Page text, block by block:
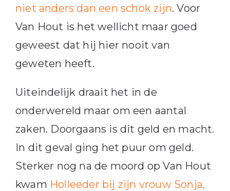
niet anders dan een schok zijn. Voor
Van Hout is het wellicht maar goed
geweest dat hij hier nooit van
geweten heeft.
Uiteindelijk draait het in de
onderwereld maar om een aantal
zaken. Doorgaans is dit geld en macht.
In dit geval ging het puur om geld.
Sterker nog na de moord op Van Hout
kwam Holleeder bij zijn vrouw Sonja,